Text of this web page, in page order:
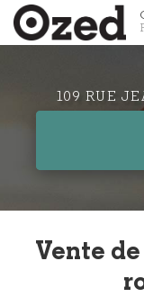
Aller
au
109 RUE
Vente